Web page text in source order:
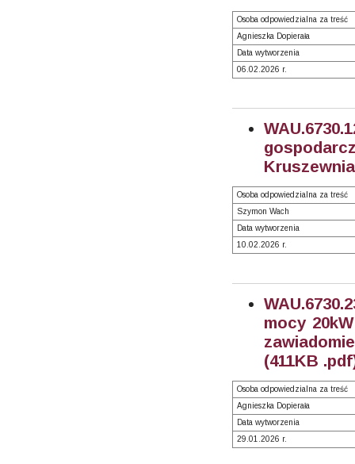
Osoba odpowiedzialna za treść
Agnieszka Dopierała
Data wytworzenia
06.02.2026 r.
Osoba odpowiedzialna za treść
Szymon Wach
Data wytworzenia
10.02.2026 r.
mocy
(411KB
Osoba odpowiedzialna za treść
Agnieszka Dopierała
Data wytworzenia
29.01.2026 r.